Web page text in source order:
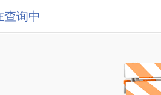
查询中